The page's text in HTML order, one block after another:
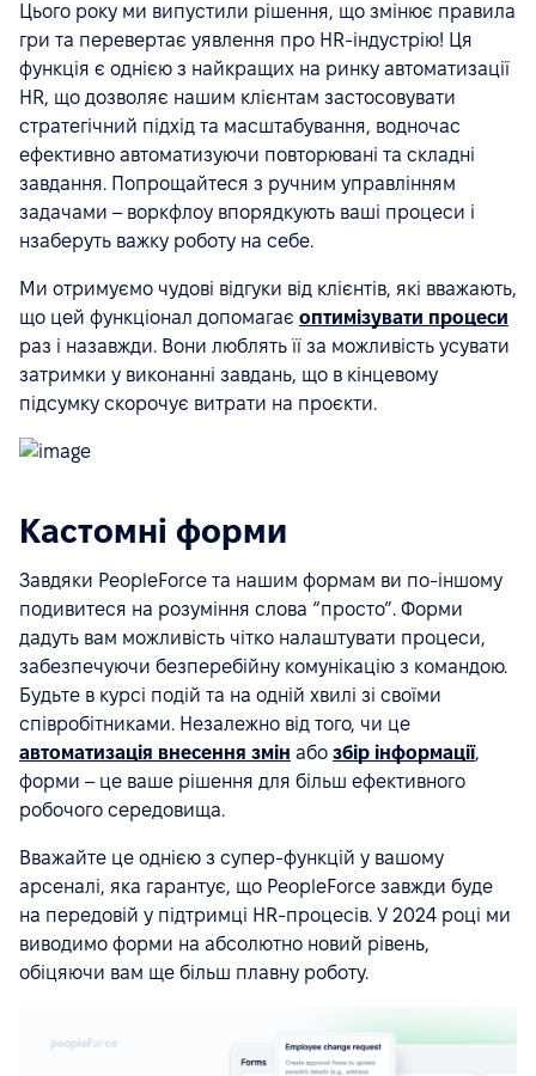
Цього року ми випустили рішення, що змінює правила
гри та перевертає уявлення про HR-індустрію! Ця
функція є однією з найкращих на ринку автоматизації
HR, що дозволяє нашим клієнтам застосовувати
стратегічний підхід та масштабування, водночас
ефективно автоматизуючи повторювані та складні
завдання. Попрощайтеся з ручним управлінням
задачами – воркфлоу впорядкують ваші процеси і
нзаберуть важку роботу на себе.
Ми отримуємо чудові відгуки від клієнтів, які вважають,
що цей функціонал допомагає оптимізувати процеси
раз і назавжди. Вони люблять її за можливість усувати
затримки у виконанні завдань, що в кінцевому
підсумку скорочує витрати на проєкти.
Кастомні форми
Завдяки PeopleForce та нашим формам ви по-іншому
подивитеся на розуміння слова “просто”. Форми
дадуть вам можливість чітко налаштувати процеси,
забезпечуючи безперебійну комунікацію з командою.
Будьте в курсі подій та на одній хвилі зі своїми
співробітниками. Незалежно від того, чи це
автоматизація внесення змін або збір інформації,
форми – це ваше рішення для більш ефективного
робочого середовища.
Вважайте це однією з супер-функцій у вашому
арсеналі, яка гарантує, що PeopleForce завжди буде
на передовій у підтримці HR-процесів. У 2024 році ми
виводимо форми на абсолютно новий рівень,
обіцяючи вам ще більш плавну роботу.